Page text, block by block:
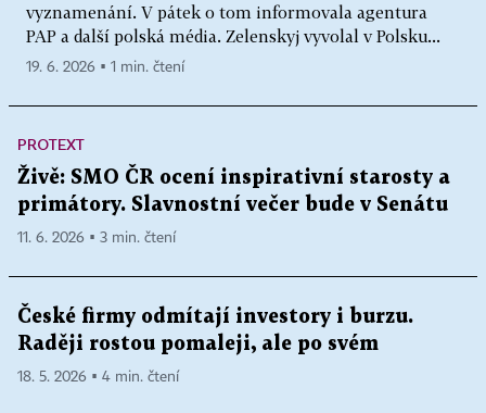
vyznamenání. V pátek o tom informovala agentura
PAP a další polská média. Zelenskyj vyvolal v Polsku...
19. 6. 2026 ▪ 1 min. čtení
PROTEXT
Živě: SMO ČR ocení inspirativní starosty a
primátory. Slavnostní večer bude v Senátu
11. 6. 2026 ▪ 3 min. čtení
České firmy odmítají investory i burzu.
Raději rostou pomaleji, ale po svém
18. 5. 2026 ▪ 4 min. čtení